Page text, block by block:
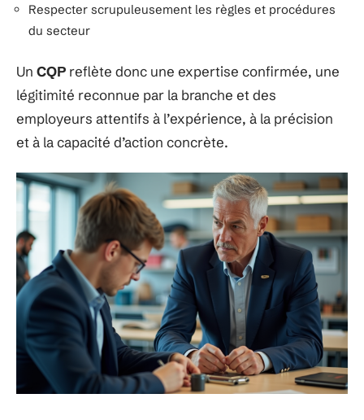
Respecter scrupuleusement les règles et procédures
du secteur
Un CQP reflète donc une expertise confirmée, une
légitimité reconnue par la branche et des
employeurs attentifs à l’expérience, à la précision
et à la capacité d’action concrète.